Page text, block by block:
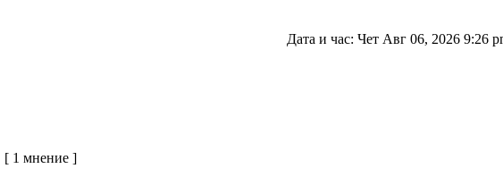
Дата и час: Чет Авг 06, 2026 9:26
[ 1 мнение ]